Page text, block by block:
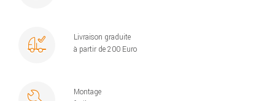
Livraison graduite
à partir de 200 Euro
Montage